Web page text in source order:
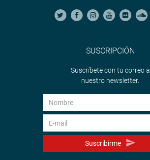
SUSCRIPCIÓN
Suscríbete con tu correo a
nuestro newsletter.
Suscribirme